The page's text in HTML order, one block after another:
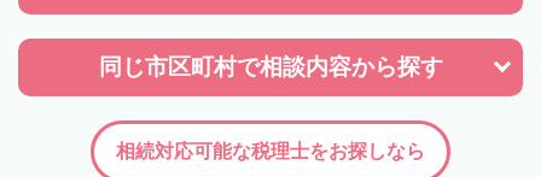
同じ市区町村で相談内容から探す
相続対応可能な税理士をお探しなら